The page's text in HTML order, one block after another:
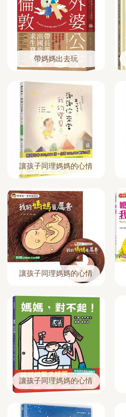
帶媽媽出去玩
讓孩子同理媽媽的心情
讓孩子同理媽媽的心情
讓孩子同理媽媽的心情